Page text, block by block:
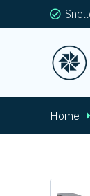
Home